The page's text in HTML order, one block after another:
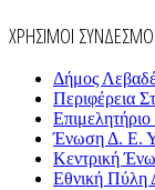
ΧΡΗΣΙΜΟΙ ΣΥΝΔΕΣΜΟΙ
Δήμος
Περιφέρεια
Επιμελητήριο
Ένωση Δ. Ε.
Κεντρική
Εθνική Πύλη